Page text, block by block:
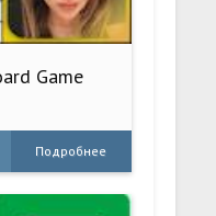
Game
Подробнее